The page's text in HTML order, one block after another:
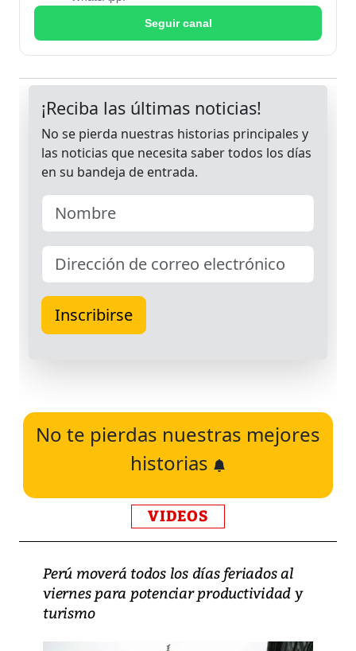
Seguir canal
No te pierdas nuestras mejores
historias
VIDEOS
Perú moverá todos los días feriados al
viernes para potenciar productividad y
turismo